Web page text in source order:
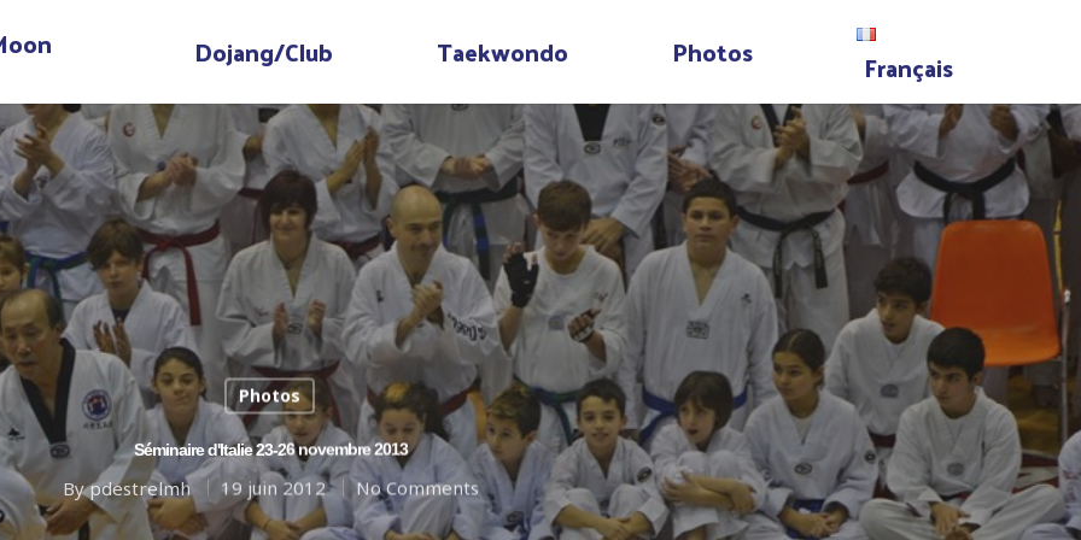
Dojang/Club Taekwondo Photos Français
Photos
Séminaire d'Italie 23-26 novembre 2013
Bypdestrelmh 19 juin 2012 No Comments